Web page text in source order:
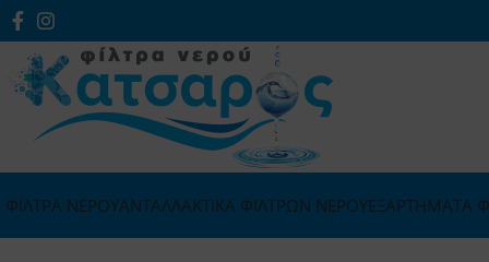
ΦΙΛΤΡΑ ΝΕΡΟΥΑΝΤΑΛΛΑΚΤΙΚΑ ΦΙΛΤΡΩΝ ΝΕΡΟΥΕΞΑΡΤΗΜΑΤΑ